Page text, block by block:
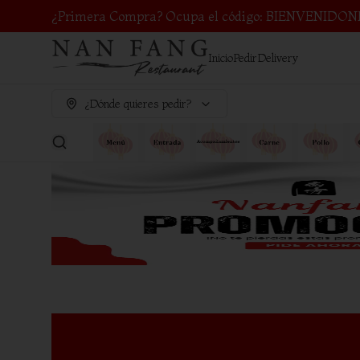
¿Primera Compra? Ocupa el código:
InicioPedirDelivery
¿Dónde quieres pedir?